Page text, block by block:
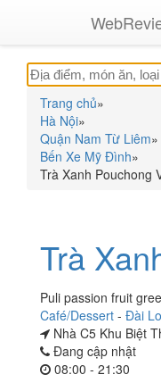
Trang chủ»
Hà Nội»
Quận Nam Từ Liêm»
Bến Xe Mỹ Đình»
Trà Xanh Pouchong
Trà
Puli passion fruit
Café/Dessert - Đài
Nhà C5 Khu Biệt
Đang cập nhật
08:00 - 21:30